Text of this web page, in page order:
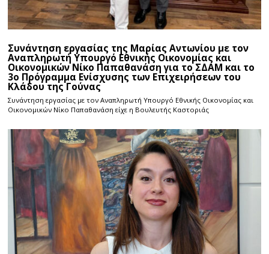
Συνάντηση εργασίας της Μαρίας Αντωνίου με τον
Αναπληρωτή Υπουργό Εθνικής Οικονομίας και
Οικονομικών Νίκο Παπαθανάση για το ΣΔΑΜ και το
3ο Πρόγραμμα Ενίσχυσης των Επιχειρήσεων του
Κλάδου της Γούνας
Συνάντηση εργασίας με τον Αναπληρωτή Υπουργό Εθνικής Οικονομίας και
Οικονομικών Νίκο Παπαθανάση είχε η Βουλευτής Καστοριάς